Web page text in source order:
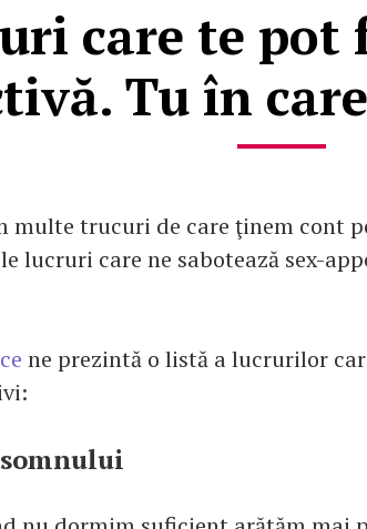
care te pot
Tu în
multe trucuri de care ţinem cont
lucruri care ne sabotează sex-
ne prezintă o listă a lucrurilor